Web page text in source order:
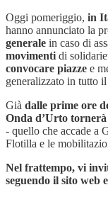
Oggi pomeriggio, in
hanno annunciato la
generale in caso di
movimenti di
convocare piazze e
generalizzato in tutto il
Già dalle prime ore
Onda d’Urto
- quello che accade a
Flotilla e le
Nel frattempo, vi
seguendo il sito web